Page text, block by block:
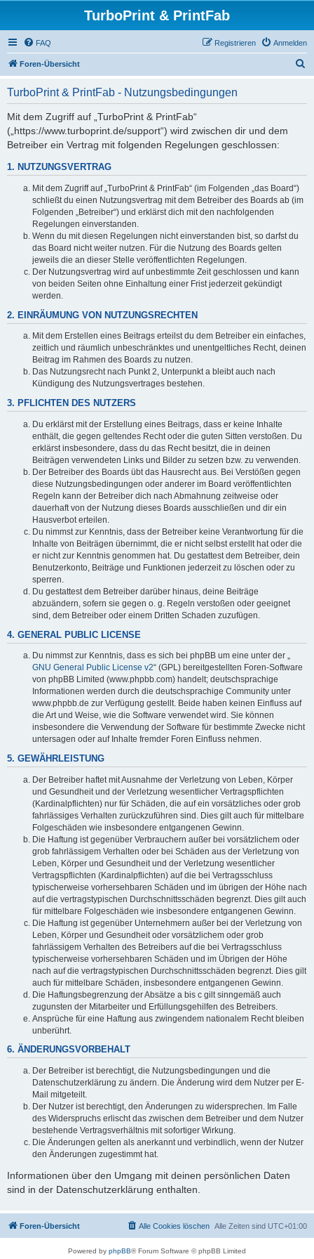
TurboPrint & PrintFab
FAQ Anmelden
Registrieren
Foren-Übersicht
TurboPrint & PrintFab - Nutzungsbedingungen
Mit dem Zugriff auf „TurboPrint & PrintFab“
(„https://www.turboprint.de/support“) wird zwischen dir und dem
Betreiber ein Vertrag mit folgenden Regelungen geschlossen:
1. NUTZUNGSVERTRAG
Mit dem Zugriff auf „TurboPrint & PrintFab“ (im Folgenden „das Board“)
schließt du einen Nutzungsvertrag mit dem Betreiber des Boards ab (im
Folgenden „Betreiber“) und erklärst dich mit den nachfolgenden
Regelungen einverstanden.
Wenn du mit diesen Regelungen nicht einverstanden bist, so darfst du
das Board nicht weiter nutzen. Für die Nutzung des Boards gelten
jeweils die an dieser Stelle veröffentlichten Regelungen.
Der Nutzungsvertrag wird auf unbestimmte Zeit geschlossen und kann
von beiden Seiten ohne Einhaltung einer Frist jederzeit gekündigt
werden.
2. EINRÄUMUNG VON NUTZUNGSRECHTEN
Mit dem Erstellen eines Beitrags erteilst du dem Betreiber ein einfaches,
zeitlich und räumlich unbeschränktes und unentgeltliches Recht, deinen
Beitrag im Rahmen des Boards zu nutzen.
Das Nutzungsrecht nach Punkt 2, Unterpunkt a bleibt auch nach
Kündigung des Nutzungsvertrages bestehen.
3. PFLICHTEN DES NUTZERS
Du erklärst mit der Erstellung eines Beitrags, dass er keine Inhalte
enthält, die gegen geltendes Recht oder die guten Sitten verstoßen. Du
erklärst insbesondere, dass du das Recht besitzt, die in deinen
Beiträgen verwendeten Links und Bilder zu setzen bzw. zu verwenden.
Der Betreiber des Boards übt das Hausrecht aus. Bei Verstößen gegen
diese Nutzungsbedingungen oder anderer im Board veröffentlichten
Regeln kann der Betreiber dich nach Abmahnung zeitweise oder
dauerhaft von der Nutzung dieses Boards ausschließen und dir ein
Hausverbot erteilen.
Du nimmst zur Kenntnis, dass der Betreiber keine Verantwortung für die
Inhalte von Beiträgen übernimmt, die er nicht selbst erstellt hat oder die
er nicht zur Kenntnis genommen hat. Du gestattest dem Betreiber, dein
Benutzerkonto, Beiträge und Funktionen jederzeit zu löschen oder zu
sperren.
Du gestattest dem Betreiber darüber hinaus, deine Beiträge
abzuändern, sofern sie gegen o. g. Regeln verstoßen oder geeignet
sind, dem Betreiber oder einem Dritten Schaden zuzufügen.
4. GENERAL PUBLIC LICENSE
Du nimmst zur Kenntnis, dass es sich bei phpBB um eine unter der „
GNU General Public License v2“ (GPL) bereitgestellten Foren-Software
von phpBB Limited (www.phpbb.com) handelt; deutschsprachige
Informationen werden durch die deutschsprachige Community unter
www.phpbb.de zur Verfügung gestellt. Beide haben keinen Einfluss auf
die Art und Weise, wie die Software verwendet wird. Sie können
insbesondere die Verwendung der Software für bestimmte Zwecke nicht
untersagen oder auf Inhalte fremder Foren Einfluss nehmen.
5. GEWÄHRLEISTUNG
Der Betreiber haftet mit Ausnahme der Verletzung von Leben, Körper
und Gesundheit und der Verletzung wesentlicher Vertragspflichten
(Kardinalpflichten) nur für Schäden, die auf ein vorsätzliches oder grob
fahrlässiges Verhalten zurückzuführen sind. Dies gilt auch für mittelbare
Folgeschäden wie insbesondere entgangenen Gewinn.
Die Haftung ist gegenüber Verbrauchern außer bei vorsätzlichem oder
grob fahrlässigem Verhalten oder bei Schäden aus der Verletzung von
Leben, Körper und Gesundheit und der Verletzung wesentlicher
Vertragspflichten (Kardinalpflichten) auf die bei Vertragsschluss
typischerweise vorhersehbaren Schäden und im übrigen der Höhe nach
auf die vertragstypischen Durchschnittsschäden begrenzt. Dies gilt auch
für mittelbare Folgeschäden wie insbesondere entgangenen Gewinn.
Die Haftung ist gegenüber Unternehmern außer bei der Verletzung von
Leben, Körper und Gesundheit oder vorsätzlichem oder grob
fahrlässigem Verhalten des Betreibers auf die bei Vertragsschluss
typischerweise vorhersehbaren Schäden und im Übrigen der Höhe
nach auf die vertragstypischen Durchschnittsschäden begrenzt. Dies gilt
auch für mittelbare Schäden, insbesondere entgangenen Gewinn.
Die Haftungsbegrenzung der Absätze a bis c gilt sinngemäß auch
zugunsten der Mitarbeiter und Erfüllungsgehilfen des Betreibers.
Ansprüche für eine Haftung aus zwingendem nationalem Recht bleiben
unberührt.
6. ÄNDERUNGSVORBEHALT
Der Betreiber ist berechtigt, die Nutzungsbedingungen und die
Datenschutzerklärung zu ändern. Die Änderung wird dem Nutzer per E-
Mail mitgeteilt.
Der Nutzer ist berechtigt, den Änderungen zu widersprechen. Im Falle
des Widerspruchs erlischt das zwischen dem Betreiber und dem Nutzer
bestehende Vertragsverhältnis mit sofortiger Wirkung.
Die Änderungen gelten als anerkannt und verbindlich, wenn der Nutzer
den Änderungen zugestimmt hat.
Informationen über den Umgang mit deinen persönlichen Daten
sind in der Datenschutzerklärung enthalten.
Foren-Übersicht Alle Zeiten sind UTC+01:00
Alle Cookies löschen
Powered by phpBB® Forum Software © phpBB Limited